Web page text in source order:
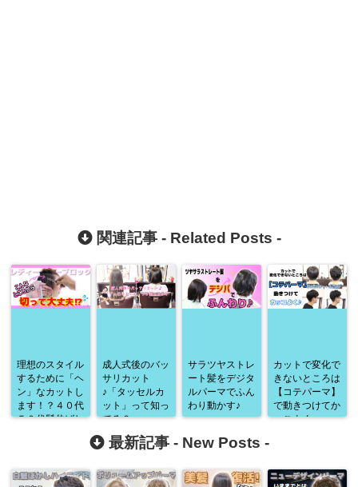
関連記事 - Related Posts -
理想のスタイル
するために「ヘ
ン」なカットし
ます！？４０代
５０代髪伸ばし
成人式後のバッ
サリカット
♪「タッセルカ
ット」って知っ
てる？
サラツヤストレ
ート髪をデジタ
ルパーマでふん
わり動かす♪
カットで変化で
きないところは
【コテパーマ】
で動きつけてか
っこよく♪
最新記事 - New Posts -